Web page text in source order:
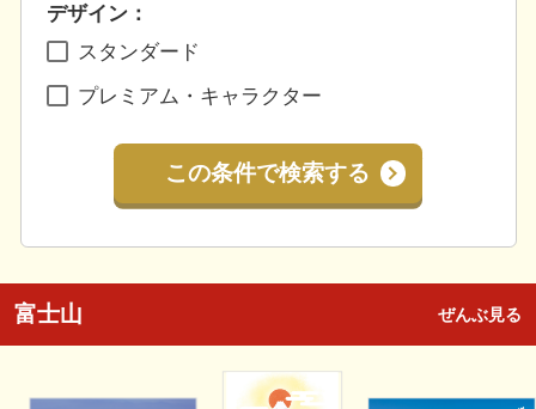
デザイン：
スタンダード
プレミアム・キャラクター
この条件で検索する
富士山 ぜんぶ見る